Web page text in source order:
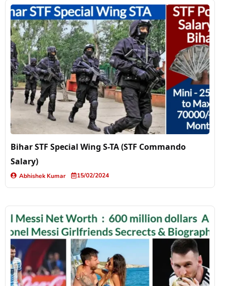
Bihar STF Special Wing S-TA (STF Commando
Salary)
Abhishek Kumar 15/02/2024